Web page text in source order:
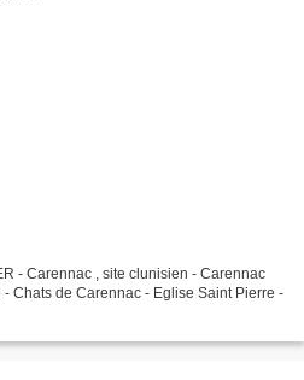
- Carennac , site clunisien - Carennac
Chats de Carennac - Eglise Saint Pierre -